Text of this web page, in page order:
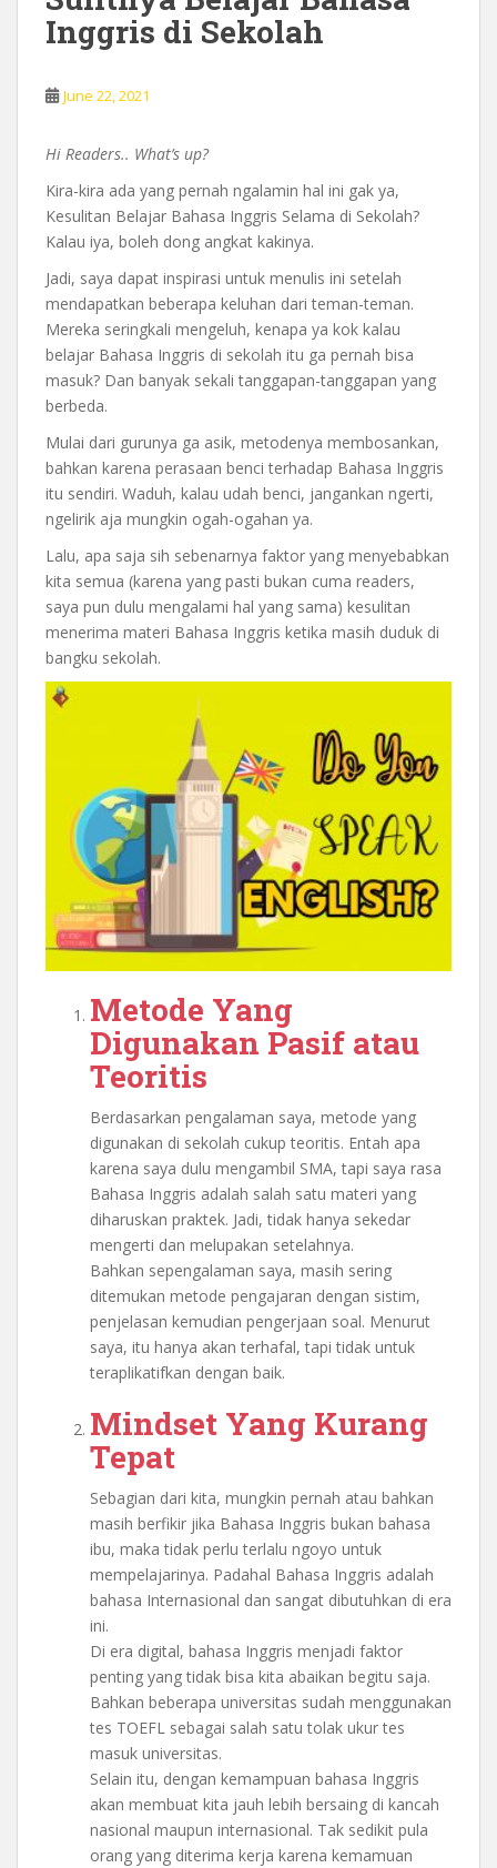
Inggris di Sekolah
June 22, 2021
Hi Readers.. What’s up?
Kira-kira ada yang pernah ngalamin hal ini gak ya,
Kesulitan Belajar Bahasa Inggris Selama di Sekolah?
Kalau iya, boleh dong angkat kakinya.
Jadi, saya dapat inspirasi untuk menulis ini setelah
mendapatkan beberapa keluhan dari teman-teman.
Mereka seringkali mengeluh, kenapa ya kok kalau
belajar Bahasa Inggris di sekolah itu ga pernah bisa
masuk? Dan banyak sekali tanggapan-tanggapan yang
berbeda.
Mulai dari gurunya ga asik, metodenya membosankan,
bahkan karena perasaan benci terhadap Bahasa Inggris
itu sendiri. Waduh, kalau udah benci, jangankan ngerti,
ngelirik aja mungkin ogah-ogahan ya.
Lalu, apa saja sih sebenarnya faktor yang menyebabkan
kita semua (karena yang pasti bukan cuma readers,
saya pun dulu mengalami hal yang sama) kesulitan
menerima materi Bahasa Inggris ketika masih duduk di
bangku sekolah.
Metode Yang
Digunakan Pasif atau
Teoritis
Berdasarkan pengalaman saya, metode yang
digunakan di sekolah cukup teoritis. Entah apa
karena saya dulu mengambil SMA, tapi saya rasa
Bahasa Inggris adalah salah satu materi yang
diharuskan praktek. Jadi, tidak hanya sekedar
mengerti dan melupakan setelahnya.
Bahkan sepengalaman saya, masih sering
ditemukan metode pengajaran dengan sistim,
penjelasan kemudian pengerjaan soal. Menurut
saya, itu hanya akan terhafal, tapi tidak untuk
teraplikatifkan dengan baik.
Mindset Yang Kurang
Tepat
Sebagian dari kita, mungkin pernah atau bahkan
masih berfikir jika Bahasa Inggris bukan bahasa
ibu, maka tidak perlu terlalu ngoyo untuk
mempelajarinya. Padahal Bahasa Inggris adalah
bahasa Internasional dan sangat dibutuhkan di era
ini.
Di era digital, bahasa Inggris menjadi faktor
penting yang tidak bisa kita abaikan begitu saja.
Bahkan beberapa universitas sudah menggunakan
tes TOEFL sebagai salah satu tolak ukur tes
masuk universitas.
Selain itu, dengan kemampuan bahasa Inggris
akan membuat kita jauh lebih bersaing di kancah
nasional maupun internasional. Tak sedikit pula
orang yang diterima kerja karena kemamuan